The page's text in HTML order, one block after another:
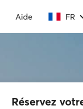
Aide FR
Réservez